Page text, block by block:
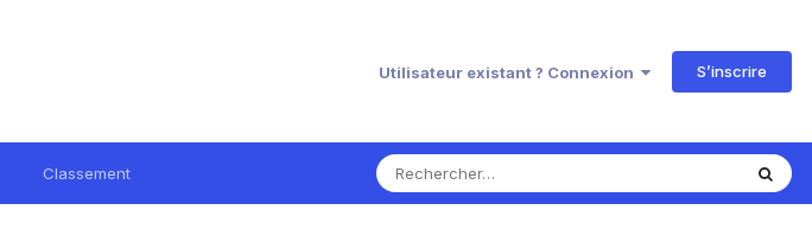
Utilisateur existant ? Connexion S’inscrire
Classement